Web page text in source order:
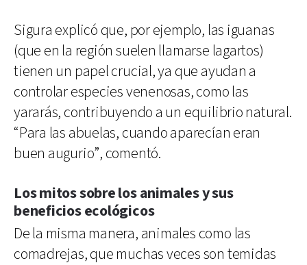
Sigura explicó que, por ejemplo, las iguanas
(que en la región suelen llamarse lagartos)
tienen un papel crucial, ya que ayudan a
controlar especies venenosas, como las
yararás, contribuyendo a un equilibrio natural.
“Para las abuelas, cuando aparecían eran
buen augurio”, comentó.
Los mitos sobre los animales y sus
beneficios ecológicos
De la misma manera, animales como las
comadrejas, que muchas veces son temidas